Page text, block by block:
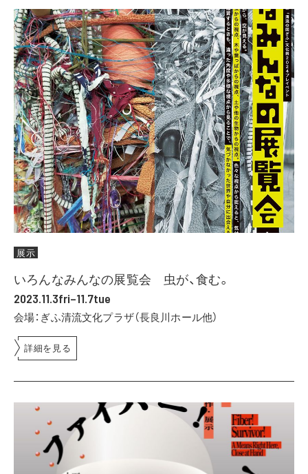
展示
いろんなみんなの展覧会 虫が、食む。
2023.11.3fri–11.7tue
会場：ぎふ清流文化プラザ（長良川ホール他）
詳細を見る